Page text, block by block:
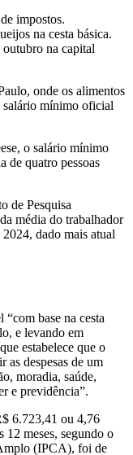
impostos.
na cesta básica.
na capital
onde os alimentos
salário mínimo oficial
o salário mínimo
de quatro pessoas
de Pesquisa
média do trabalhador
dado mais atual
base na cesta
e levando em
estabelece que o
as despesas de um
moradia, saúde,
e previdência”.
6.723,41 ou 4,76
meses, segundo o
(IPCA), foi de